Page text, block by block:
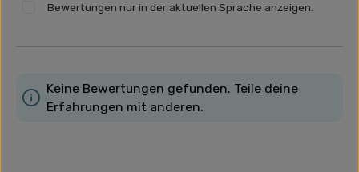
Bewertungen nur in der aktuellen Sprache anzeigen.
Keine Bewertungen gefunden. Teile deine
Erfahrungen mit anderen.